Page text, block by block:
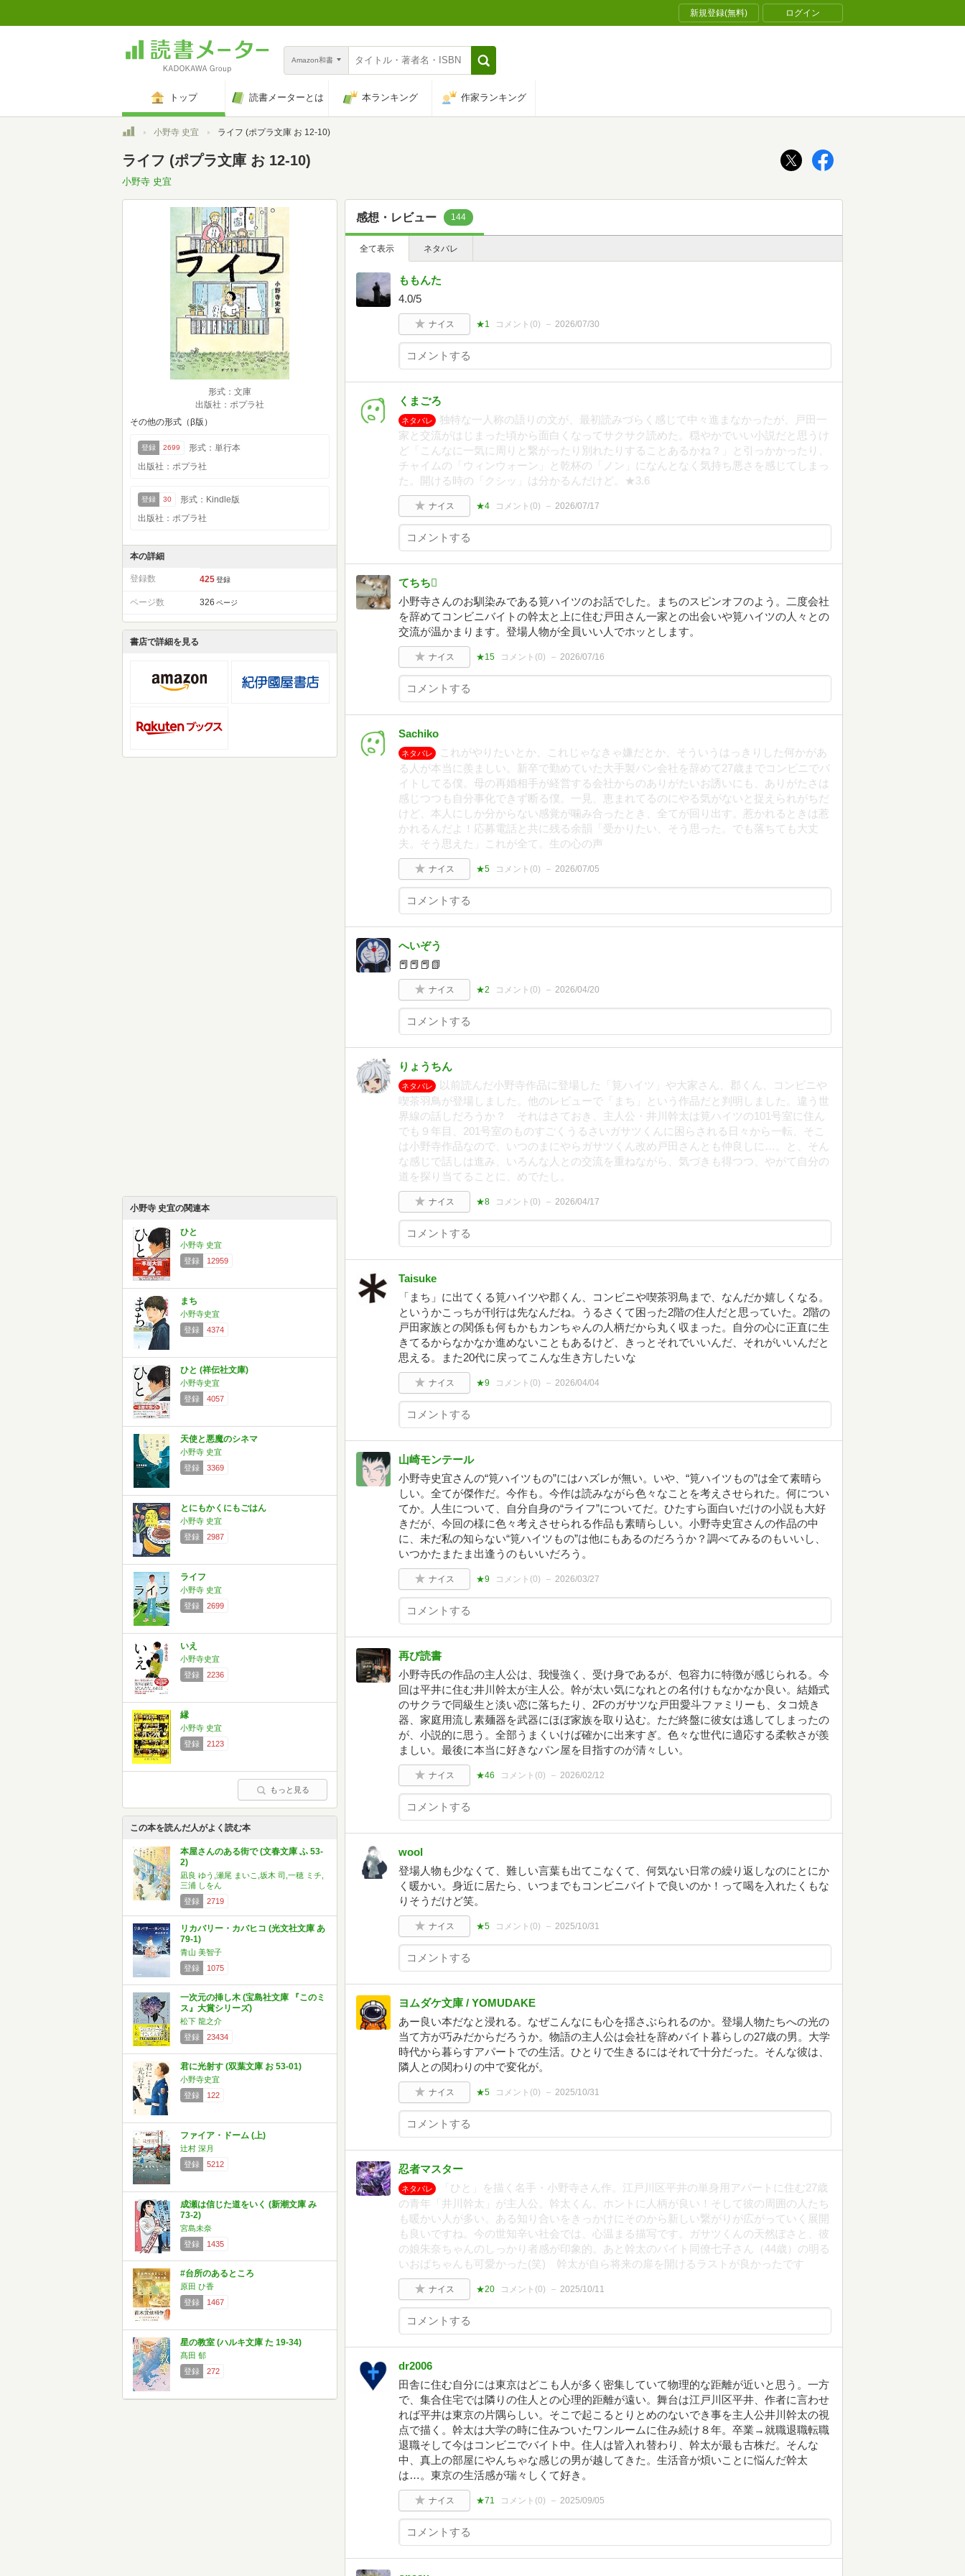
新規登録(無料) ログイン
Amazon和書
トップ 読書メーターとは 本ランキング 作家ランキング
トップ小野寺 史宜 ライフ (ポプラ文庫 お 12-10)
ライフ (ポプラ文庫 お 12-10)
小野寺 史宜
形式：文庫
出版社：ポプラ社
その他の形式（β版）
登録 2699
形式：単行本
出版社：ポプラ社
登録 30
形式：Kindle版
出版社：ポプラ社
本の詳細
登録数 425 登録
ページ数 326 ページ
書店で詳細を見る
小野寺 史宜の関連本
ひと
小野寺 史宜
登録
12959
まち
小野寺史宜
登録
4374
ひと (祥伝社文庫)
小野寺史宜
登録
4057
天使と悪魔のシネマ
小野寺 史宜
登録
3369
とにもかくにもごはん
小野寺 史宜
登録
2987
ライフ
小野寺 史宜
登録
2699
いえ
小野寺史宜
登録
2236
縁
小野寺 史宜
登録
2123
もっと見る
この本を読んだ人がよく読む本
本屋さんのある街で (文春文庫 ふ 53-
2)
凪良 ゆう,瀬尾 まいこ,坂木 司,一穂 ミチ,
三浦 しをん
登録
2719
リカバリー・カバヒコ (光文社文庫 あ
79-1)
青山 美智子
登録
1075
一次元の挿し木 (宝島社文庫 『このミ
ス』大賞シリーズ)
松下 龍之介
登録
23434
君に光射す (双葉文庫 お 53-01)
小野寺史宜
登録
122
ファイア・ドーム (上)
辻村 深月
登録
5212
成瀬は信じた道をいく (新潮文庫 み
73-2)
宮島未奈
登録
1435
#台所のあるところ
原田 ひ香
登録
1467
星の教室 (ハルキ文庫 た 19-34)
髙田 郁
登録
272
感想・レビュー 144
全て表示 ネタバレ
ももんた
4.0/5
ナイス ★1 コメント(0) 2026/07/30
くまごろ
ネタバレ
独特な一人称の語りの文が、最初読みづらく感じて中々進まなかったが、戸田一
家と交流がはじまった頃から面白くなってサクサク読めた。穏やかでいい小説だと思うけ
ど「こんなに一気に周りと繋がったり別れたりすることあるかね？」と引っかかったり、
チャイムの「ウィンウォーン」と乾杯の「ノン」になんとなく気持ち悪さを感じてしまっ
た。開ける時の「クシッ」は分かるんだけど。★3.6
ナイス ★4 コメント(0) 2026/07/17
てちち
小野寺さんのお馴染みである筧ハイツのお話でした。まちのスピンオフのよう。二度会社
を辞めてコンビニバイトの幹太と上に住む戸田さん一家との出会いや筧ハイツの人々との
交流が温かまります。登場人物が全員いい人でホッとします。
ナイス ★15 コメント(0) 2026/07/16
Sachiko
ネタバレ
これがやりたいとか、これじゃなきゃ嫌だとか、そういうはっきりした何かがあ
る人が本当に羨ましい。新卒で勤めていた大手製パン会社を辞めて27歳までコンビニでバ
イトしてる僕。母の再婚相手が経営する会社からのありがたいお誘いにも、ありがたさは
感じつつも自分事化できず断る僕。一見、恵まれてるのにやる気がないと捉えられがちだ
けど、本人にしか分からない感覚が噛み合ったとき、全てが回り出す。惹かれるときは惹
かれるんだよ！応募電話と共に残る余韻「受かりたい、そう思った。でも落ちても大丈
夫。そう思えた」これが全て。生の心の声
ナイス ★5 コメント(0) 2026/07/05
へいぞう
📕📕📕📗
ナイス ★2 コメント(0) 2026/04/20
りょうちん
ネタバレ
以前読んだ小野寺作品に登場した「筧ハイツ」や大家さん、郡くん、コンビニや
喫茶羽鳥が登場しました。他のレビューで「まち」という作品だと判明しました。違う世
界線の話しだろうか？ それはさておき、主人公・井川幹太は筧ハイツの101号室に住ん
でも９年目、201号室のものすごくうるさいガサツくんに困らされる日々から一転、そこ
は小野寺作品なので、いつのまにやらガサツくん改め戸田さんとも仲良しに…。と、そん
な感じで話しは進み、いろんな人との交流を重ねながら、気づきも得つつ、やがて自分の
道を探り当てることに、めでたし。
ナイス ★8 コメント(0) 2026/04/17
Taisuke
「まち」に出てくる筧ハイツや郡くん、コンビニや喫茶羽鳥まで、なんだか嬉しくなる。
というかこっちが刊行は先なんだね。うるさくて困った2階の住人だと思っていた。2階の
戸田家族との関係も何もかもカンちゃんの人柄だから丸く収まった。自分の心に正直に生
きてるからなかなか進めないこともあるけど、きっとそれでいいんだ、それがいいんだと
思える。また20代に戻ってこんな生き方したいな
ナイス ★9 コメント(0) 2026/04/04
山崎モンテール
小野寺史宜さんの“筧ハイツもの”にはハズレが無い。いや、“筧ハイツもの”は全て素晴ら
しい。全てが傑作だ。今作も。今作は読みながら色々なことを考えさせられた。何につい
てか。人生について、自分自身の“ライフ”についてだ。ひたすら面白いだけの小説も大好
きだが、今回の様に色々考えさせられる作品も素晴らしい。小野寺史宜さんの作品の中
に、未だ私の知らない“筧ハイツもの”は他にもあるのだろうか？調べてみるのもいいし、
いつかたまたま出逢うのもいいだろう。
ナイス ★9 コメント(0) 2026/03/27
再び読書
小野寺氏の作品の主人公は、我慢強く、受け身であるが、包容力に特徴が感じられる。今
回は平井に住む井川幹太が主人公。幹が太い気になれとの名付けもなかなか良い。結婚式
のサクラで同級生と淡い恋に落ちたり、2Fのガサツな戸田愛斗ファミリーも、タコ焼き
器、家庭用流し素麺器を武器にほぼ家族を取り込む。ただ終盤に彼女は逃してしまったの
が、小説的に思う。全部うまくいけば確かに出来すぎ。色々な世代に適応する柔軟さが羨
ましい。最後に本当に好きなパン屋を目指すのが清々しい。
ナイス ★46 コメント(0) 2026/02/12
wool
登場人物も少なくて、難しい言葉も出てこなくて、何気ない日常の繰り返しなのにとにか
く暖かい。身近に居たら、いつまでもコンビニバイトで良いのか！って喝を入れたくもな
りそうだけど笑。
ナイス ★5 コメント(0) 2025/10/31
ヨムダケ文庫 / YOMUDAKE
あー良い本だなと浸れる。なぜこんなにも心を揺さぶられるのか。登場人物たちへの光の
当て方が巧みだからだろうか。物語の主人公は会社を辞めバイト暮らしの27歳の男。大学
時代から暮らすアパートでの生活。ひとりで生きるにはそれで十分だった。そんな彼は、
隣人との関わりの中で変化が。
ナイス ★5 コメント(0) 2025/10/31
忍者マスター
ネタバレ
「ひと」を描く名手・小野寺さん作。江戸川区平井の単身用アパートに住む27歳
の青年「井川幹太」が主人公。幹太くん、ホントに人柄が良い！そして彼の周囲の人たち
も暖かい人が多い。ある知り合いをきっかけにそのから新しい繋がりが広がっていく展開
も良いですね。今の世知辛い社会では、心温まる描写です。ガサツくんの天然ぽさと、彼
の娘朱奈ちゃんのしっかり者感が印象的。あと幹太のバイト同僚七子さん（44歳）の明る
いおばちゃんも可愛かった(笑) 幹太が自ら将来の扉を開けるラストが良かったです
ナイス ★20 コメント(0) 2025/10/11
dr2006
田舎に住む自分には東京はどこも人が多く密集していて物理的な距離が近いと思う。一方
で、集合住宅では隣りの住人との心理的距離が遠い。舞台は江戸川区平井、作者に言わせ
れば平井は東京の片隅らしい。そこで起こるとりとめのないでき事を主人公井川幹太の視
点で描く。幹太は大学の時に住みついたワンルームに住み続け８年。卒業→就職退職転職
退職そして今はコンビニでバイト中。住人は皆入れ替わり、幹太が最も古株だ。そんな
中、真上の部屋にやんちゃな感じの男が越してきた。生活音が煩いことに悩んだ幹太
は…。東京の生活感が瑞々しくて好き。
ナイス ★71 コメント(0) 2025/09/05